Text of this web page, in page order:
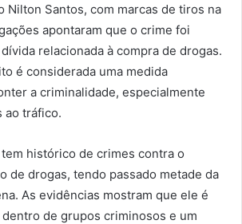
Nilton Santos, com marcas de tiros na
apontaram que o crime foi
relacionada à compra de drogas.
é considerada uma medida
a criminalidade, especialmente
ao tráfico.
histórico de crimes contra o
de drogas, tendo passado metade da
As evidências mostram que ele é
de grupos criminosos e um